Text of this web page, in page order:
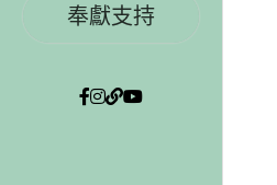
奉獻支持